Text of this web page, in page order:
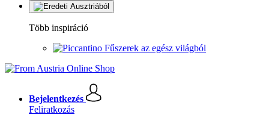
Több inspiráció
Fűszerek az egész világból
Bejelentkezés
Feliratkozás